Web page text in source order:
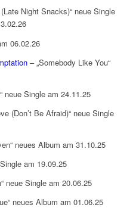
Night Snacks)“ neue Single
06.02.26
– „Somebody Like You“
neue Single am 24.11.25
(Don’t Be Afraid)“ neue Single
neues Album am 31.10.25
am 19.09.25
neue Single am 20.06.25
neues Album am 01.06.25